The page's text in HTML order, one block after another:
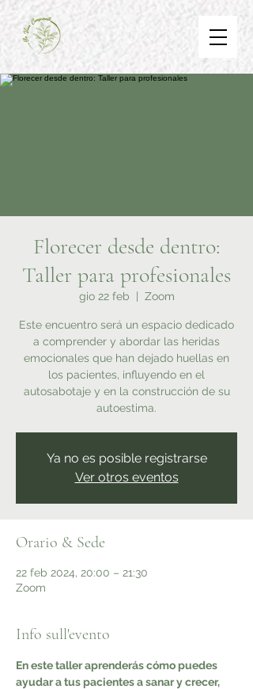
Florecer desde dentro:
Taller para profesionales
gio 22 feb Zoom
Este encuentro será un espacio dedicado
a comprender y abordar las heridas
emocionales que han dejado huellas en
los pacientes, influyendo en el
autosabotaje y en la construcción de su
autoestima.
Ya no es posible registrarse
Ver otros eventos
Orario & Sede
22 feb 2024, 20:00 – 21:30
Zoom
Info sull'evento
En este taller aprenderás cómo puedes
ayudar a tus pacientes a sanar y crecer,